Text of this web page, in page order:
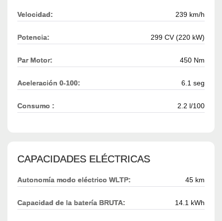
Velocidad: 239 km/h
Potencia: 299 CV (220 kW)
Par Motor: 450 Nm
Aceleración 0-100: 6.1 seg
Consumo : 2.2 l/100
CAPACIDADES ELÉCTRICAS
Autonomía modo eléctrico WLTP: 45 km
Capacidad de la batería BRUTA: 14.1 kWh